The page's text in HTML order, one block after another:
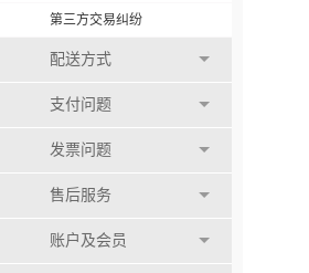
第三方交易纠纷
配送方式
支付问题
发票问题
售后服务
账户及会员